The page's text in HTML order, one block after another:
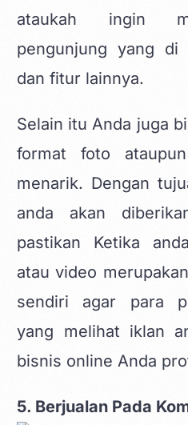
ataukah ingin
pengunjung yang
dan fitur lainnya.
Selain itu Anda juga
format foto
menarik. Dengan
anda akan
pastikan Ketika
atau video
sendiri agar para
yang melihat iklan
bisnis online Anda
5. Berjualan Pada